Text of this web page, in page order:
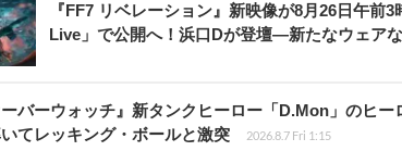
『FF7 リベレーション』新映像が8月26日午
Live」で公開へ！浜口Dが登壇―新たなウェア
ーバーウォッチ』新タンクヒーロー「D.Mon」のヒ
てレッキング・ボールと激突
2026.8.7 Fri 1:15